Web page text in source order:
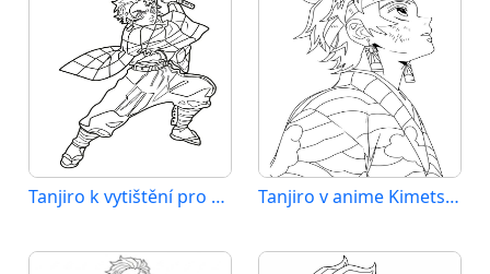
Tanjiro k vytištění pro děti Tanjiro v anime Kimetsu no Yaiba